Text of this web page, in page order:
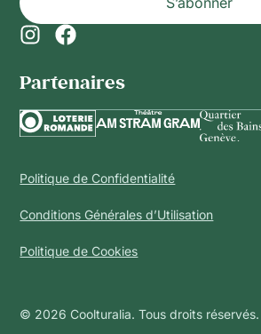
Partenaires​
Politique de Confidentialité
Conditions Générales d’Utilisation
Politique de Cookies
© 2026 Coolturalia. Tous droits réservés.